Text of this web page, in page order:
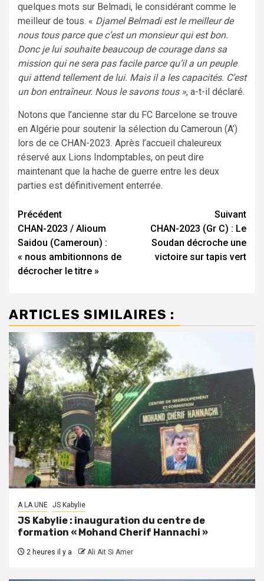
quelques mots sur Belmadi, le considérant comme le
meilleur de tous. « Djamel Belmadi est le meilleur de
nous tous parce que c’est un monsieur qui est bon.
Donc je lui souhaite beaucoup de courage dans sa
mission qui ne sera pas facile parce qu’il a un peuple
qui attend tellement de lui. Mais il a les capacités. C’est
un bon entraîneur. Nous le savons tous », a-t-il déclaré.
Notons que l’ancienne star du FC Barcelone se trouve
en Algérie pour soutenir la sélection du Cameroun (A’)
lors de ce CHAN-2023. Après l’accueil chaleureux
réservé aux Lions Indomptables, on peut dire
maintenant que la hache de guerre entre les deux
parties est définitivement enterrée.
Navigation
d’article
Précédent
CHAN-2023 / Alioum
Saidou (Cameroun) :
« nous ambitionnons de
décrocher le titre »
Suivant
CHAN-2023 (Gr C) : Le
Soudan décroche une
victoire sur tapis vert
ARTICLES SIMILAIRES :
A LA UNE JS Kabylie
JS Kabylie : inauguration du centre de
formation « Mohand Cherif Hannachi »
2 heures il y a Ali Ait Si Amer